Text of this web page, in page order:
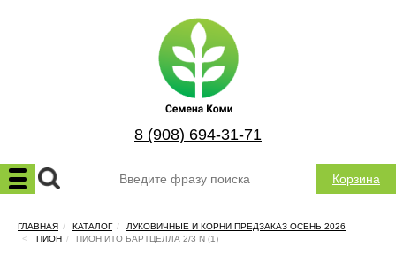
8 (908) 694-31-71
Корзина
ГЛАВНАЯ КАТАЛОГ
ЛУКОВИЧНЫЕ И КОРНИ ПРЕДЗАКАЗ ОСЕНЬ 2026
ПИОН
ПИОН ИТО БАРТЦЕЛЛА 2/3 N (1)